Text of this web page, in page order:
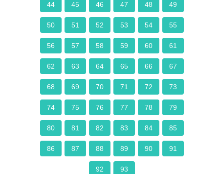
44 45 46 47 48 49
50 51 52 53 54 55
56 57 58 59 60 61
62 63 64 65 66 67
68 69 70 71 72 73
74 75 76 77 78 79
80 81 82 83 84 85
86 87 88 89 90 91
92 93